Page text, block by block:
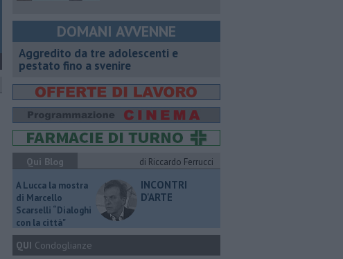
DOMANI AVVENNE
Aggredito da tre adolescenti e
pestato fino a svenire
Qui Blog
di Riccardo Ferrucci
A Lucca la mostra
di Marcello
Scarselli “Dialoghi
con la città"
INCONTRI
D'ARTE
QUI Condoglianze